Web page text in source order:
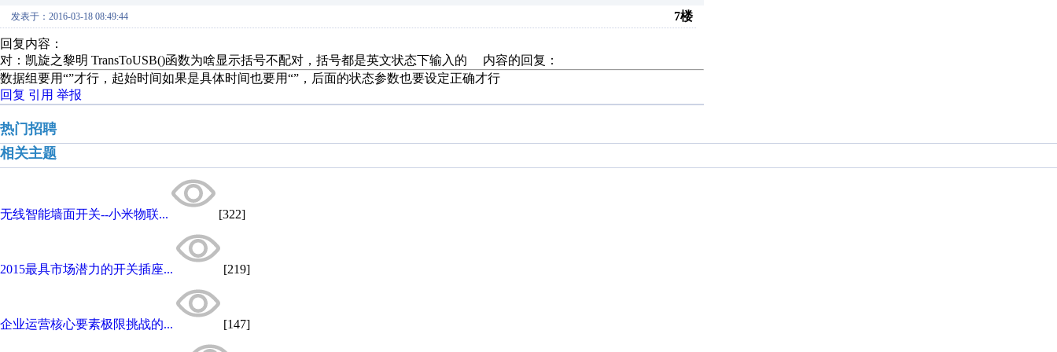
发表于：2016-03-18 08:49:44 7楼
回复内容：
对：凯旋之黎明 TransToUSB()函数为啥显示括号不配对，括号都是英文状态下输入的 内容的回复：
数据组要用“”才行，起始时间如果是具体时间也要用“”，后面的状态参数也要设定正确才行
回复 引用 举报
热门招聘
相关主题
无线智能墙面开关--小米物联... [322]
2015最具市场潜力的开关插座... [219]
企业运营核心要素极限挑战的... [147]